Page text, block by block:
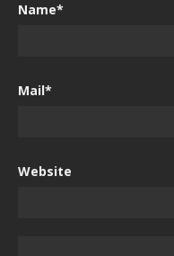
Name*
Mail*
Website